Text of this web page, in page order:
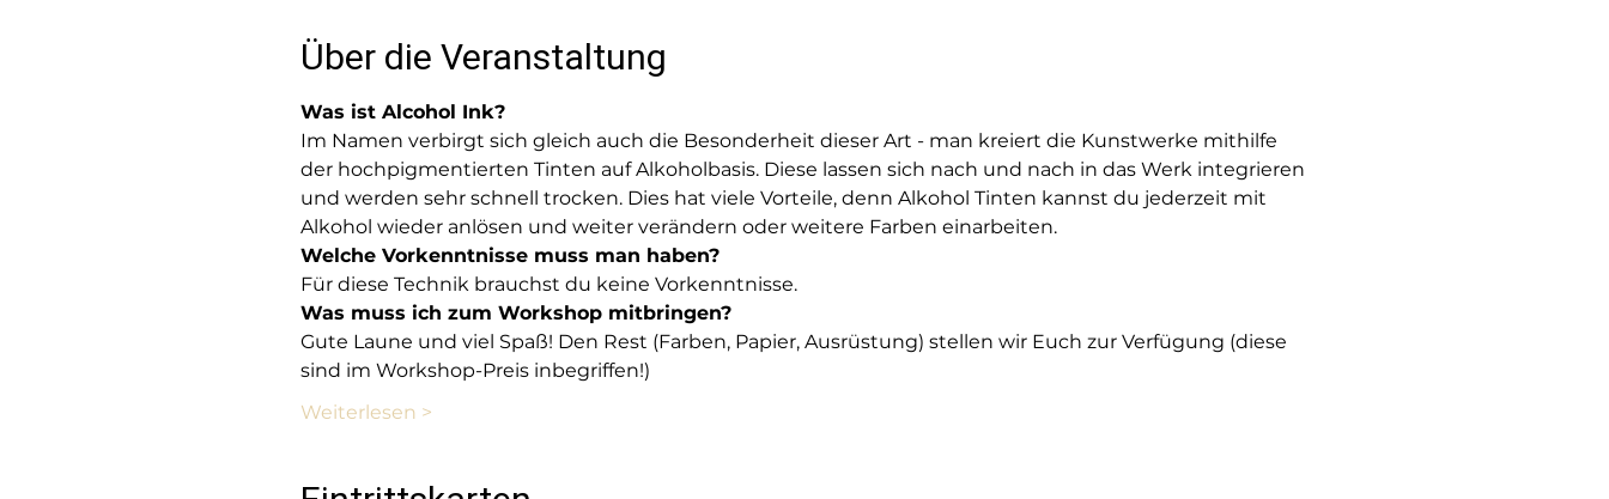
Über die Veranstaltung
Was ist Alcohol Ink?
Im Namen verbirgt sich gleich auch die Besonderheit dieser Art - man kreiert die Kunstwerke mithilfe
der hochpigmentierten Tinten auf Alkoholbasis. Diese lassen sich nach und nach in das Werk integrieren
und werden sehr schnell trocken. Dies hat viele Vorteile, denn Alkohol Tinten kannst du jederzeit mit
Alkohol wieder anlösen und weiter verändern oder weitere Farben einarbeiten.
Welche Vorkenntnisse muss man haben?
Für diese Technik brauchst du keine Vorkenntnisse.
Was muss ich zum Workshop mitbringen?
Gute Laune und viel Spaß! Den Rest (Farben, Papier, Ausrüstung) stellen wir Euch zur Verfügung (diese
sind im Workshop-Preis inbegriffen!)
Weiterlesen >